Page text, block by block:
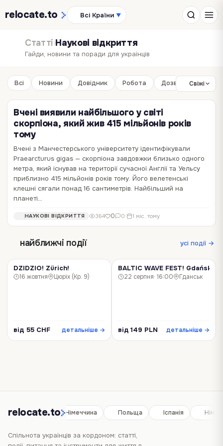
relocate.to Всі Країни ▼
Статті›Наукові відкриття
Гайди, новини та поради для українців
Всі Новини Довідник Робота ДозвілляСвіжі
Вчені виявили найбільшого у світі
скорпіона, який жив 415 мільйонів років
тому
Вчені з Манчестерського університету ідентифікували
Praearcturus gigas — скорпіона завдовжки близько одного
метра, який існував на території сучасної Англії та Уельсу
приблизно 415 мільйонів років тому. Його велетенські
клешні сягали понад 16 сантиметрів. Найбільший на
планеті…
НАУКОВІ ВІДКРИТТЯ 364 0 0· 1 міс. тому
Учені знайшли несподіваний спосіб
уповільнити старіння
Австралійські вчені з'ясували, що подорожі можуть уповільнити
старіння, пише видання Science Daily . Омолоджувальна сила
стверджують, що подорожі здатні уповільнювати старіння,
причому набагато ефективніше за…
НАУКА 5 071 0 0 3 міс. тому
найближчі події усі події →
КОНЦЕРТDZIDZIO! Zürich!
16 жовтня Цюріх (Кр. 9)
від 55 CHF детальніше →
КОНЦЕРТ
BALTIC WAVE FEST! Gdańsk!
22 серпня· 16:00 Гданськ
від 149 PLN детальніше →
relocate.to
Іспанія Німеччина Польща Іспанія
Спільнота українців за кордоном: статті,